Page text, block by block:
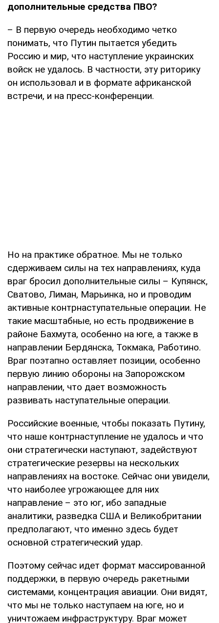
дополнительные средства ПВО?
– В первую очередь необходимо четко
понимать, что Путин пытается убедить
Россию и мир, что наступление украинских
войск не удалось. В частности, эту риторику
он использовал и в формате африканской
встречи, и на пресс-конференции.
Но на практике обратное. Мы не только
сдерживаем силы на тех направлениях, куда
враг бросил дополнительные силы – Купянск,
Сватово, Лиман, Марьинка, но и проводим
активные контрнаступательные операции. Не
такие масштабные, но есть продвижение в
районе Бахмута, особенно на юге, а также в
направлении Бердянска, Токмака, Работино.
Враг поэтапно оставляет позиции, особенно
первую линию обороны на Запорожском
направлении, что дает возможность
развивать наступательные операции.
Российские военные, чтобы показать Путину,
что наше контрнаступление не удалось и что
они стратегически наступают, задействуют
стратегические резервы на нескольких
направлениях на востоке. Сейчас они увидели,
что наиболее угрожающее для них
направление – это юг, ибо западные
аналитики, разведка США и Великобритании
предполагают, что именно здесь будет
основной стратегический удар.
Поэтому сейчас идет формат массированной
поддержки, в первую очередь ракетными
системами, концентрация авиации. Они видят,
что мы не только наступаем на юге, но и
уничтожаем инфраструктуру. Враг может